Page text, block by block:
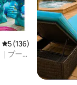
レビュー136件、5つ
5 (136)
プー